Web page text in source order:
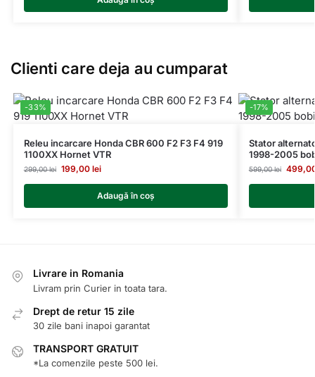
Clienti care deja au cumparat
-33%
Releu incarcare Honda CBR 600 F2 F3 F4 919
1100XX Hornet VTR
299,00lei 199,00 lei
Adaugă în coș
-17%
Stator
1998-2005
599,00lei
Livrare in Romania
Livram prin Curier in toata tara.
Drept de retur 15 zile
30 zile bani inapoi garantat
TRANSPORT GRATUIT
*La comenzile peste 500 lei.